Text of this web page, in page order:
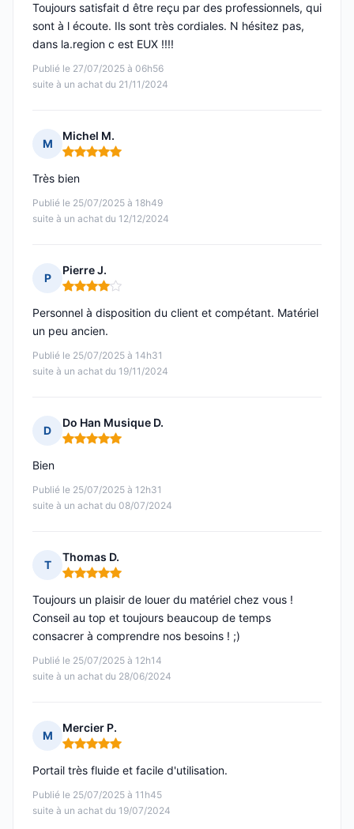
Publié le 27/07/2025 à 06h56
suite à un achat du 21/11/2024
Toujours satisfait d être reçu par des professionnels, qui
sont à l écoute. Ils sont très cordiales. N hésitez pas,
dans la.region c est EUX !!!!
M
Michel M.
Note : 5 sur 5
Publié le 25/07/2025 à 18h49
suite à un achat du 12/12/2024
Très bien
P
Pierre J.
Note : 4 sur 5
Publié le 25/07/2025 à 14h31
suite à un achat du 19/11/2024
Personnel à disposition du client et compétant. Matériel
un peu ancien.
D
Do Han Musique D.
Note : 5 sur 5
Publié le 25/07/2025 à 12h31
suite à un achat du 08/07/2024
Bien
T
Thomas D.
Note : 5 sur 5
Publié le 25/07/2025 à 12h14
suite à un achat du 28/06/2024
Toujours un plaisir de louer du matériel chez vous !
Conseil au top et toujours beaucoup de temps
consacrer à comprendre nos besoins ! ;)
M
Mercier P.
Note : 5 sur 5
Publié le 25/07/2025 à 11h45
suite à un achat du 19/07/2024
Portail très fluide et facile d'utilisation.